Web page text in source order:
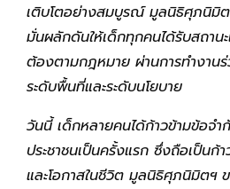
เติบโตอย่างสมบูรณ์ มูลนิธิศุภนิมิต
มั่นผลักดันให้เด็กทุกคนได้รับสถา
ต้องตามกฎหมาย ผ่านการทำงาน
ระดับพื้นที่และระดับนโยบาย
วันนี้ เด็กหลายคนได้ก้าวข้ามข้อจ
ประชาชนเป็นครั้งแรก ซึ่งถือเป็นก้
และโอกาสในชีวิต มูลนิธิศุภนิมิตฯ